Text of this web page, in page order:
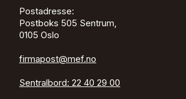
Postadresse:
Postboks 505 Sentrum,
0105 Oslo
firmapost@mef.no
Sentralbord: 22 40 29 00